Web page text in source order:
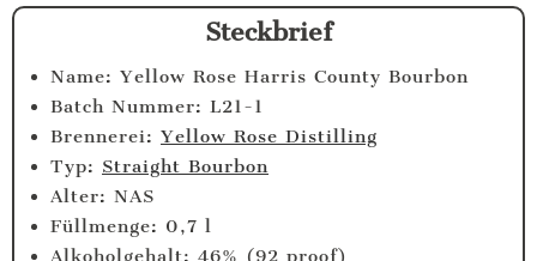
Steckbrief
Name: Yellow Rose Harris County Bourbon
Batch Nummer: L21-1
Brennerei: Yellow Rose Distilling
Typ: Straight Bourbon
Alter: NAS
Füllmenge: 0,7 l
Alkoholgehalt: 46% (92 proof)